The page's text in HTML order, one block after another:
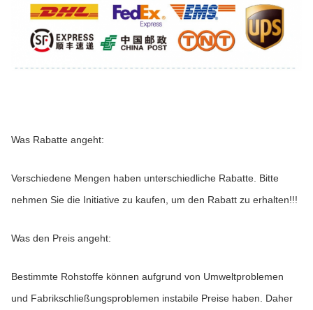
Was Rabatte angeht:
Verschiedene Mengen haben unterschiedliche Rabatte. Bitte
nehmen Sie die Initiative zu kaufen, um den Rabatt zu erhalten!!!
Was den Preis angeht:
Bestimmte Rohstoffe können aufgrund von Umweltproblemen
und Fabrikschließungsproblemen instabile Preise haben. Daher